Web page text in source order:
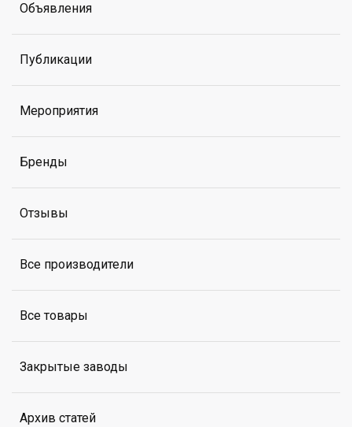
Объявления
Публикации
Мероприятия
Бренды
Отзывы
Все производители
Все товары
Закрытые заводы
Архив статей